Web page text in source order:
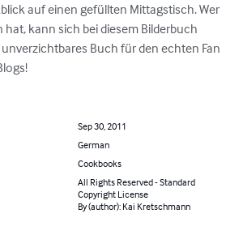
auf einen gefüllten Mittagstisch. Wer
hat, kann sich bei diesem Bilderbuch
Buch für den echten Fan
Sep 30, 2011
German
Cookbooks
All Rights Reserved - Standard
Copyright License
By (author): Kai Kretschmann